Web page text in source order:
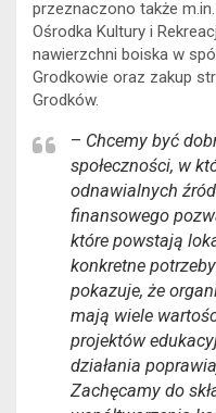
przeznaczono także
Ośrodka Kultury i
nawierzchni boiska w
Grodkowie oraz zakup
Grodków.
– Chcemy być
społeczności, w
odnawialnych
finansowego
które powstają
konkretne
pokazuje, że
mają wiele
projektów
działania
Zachęcamy do